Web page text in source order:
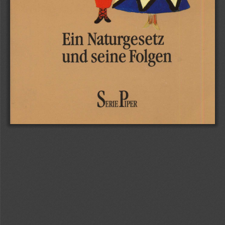
Ein Naturgesetz
und seine Folgen
SERIE R’ER